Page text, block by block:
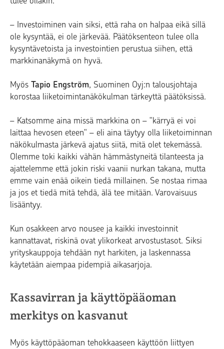
– Investoiminen vain siksi, että raha on halpaa eikä sillä
ole kysyntää, ei ole järkevää. Päätöksenteon tulee olla
kysyntävetoista ja investointien perustua siihen, että
markkinanäkymä on hyvä.
Myös Tapio Engström, Suominen Oyj:n talousjohtaja
korostaa liiketoimintanäkökulman tärkeyttä päätöksissä.
– Katsomme aina missä markkina on – "kärryä ei voi
laittaa hevosen eteen" – eli aina täytyy olla liiketoiminnan
näkökulmasta järkevä ajatus siitä, mitä olet tekemässä.
Olemme toki kaikki vähän hämmästyneitä tilanteesta ja
ajattelemme että jokin riski vaanii nurkan takana, mutta
emme vain enää oikein tiedä millainen. Se nostaa rimaa
ja jos et tiedä mitä tehdä, älä tee mitään. Varovaisuus
lisääntyy.
Kun osakkeen arvo nousee ja kaikki investoinnit
kannattavat, riskinä ovat ylikorkeat arvostustasot. Siksi
yrityskauppoja tehdään nyt harkiten, ja laskennassa
käytetään aiempaa pidempiä aikasarjoja.
Kassavirran ja käyttöpääoman
merkitys on kasvanut
Myös käyttöpääoman tehokkaaseen käyttöön liittyen